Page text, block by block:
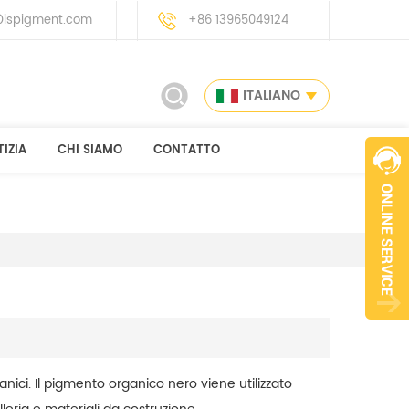
+86 13965049124
ITALIANO
CHI SIAMO CONTATTO
Il pigmento organico nero viene utilizzato